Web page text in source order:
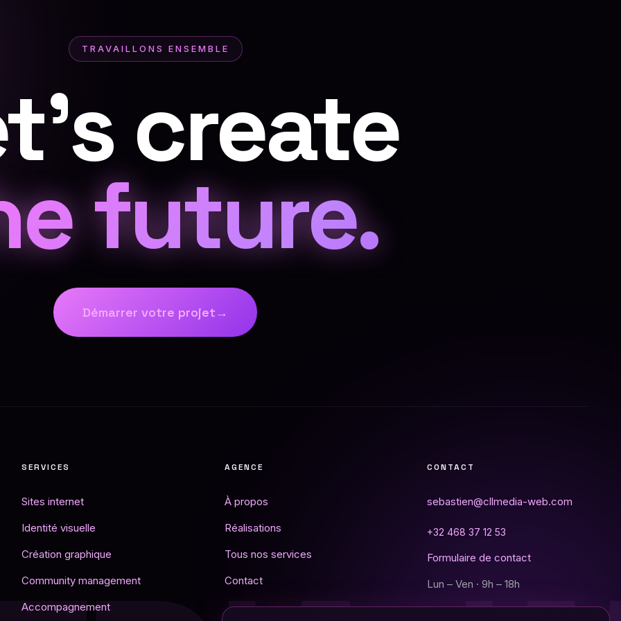
TRAVAILLONS ENSEMBLE
create
future.
Démarrer votre projet→
SERVICES
Sites internet
Identité visuelle
Création graphique
Community management
Accompagnement
AGENCE
À propos
Réalisations
Tous nos services
Contact
CONTACT
sebastien@cllmedia-web.com
+32 468 37 12 53
Formulaire de contact
Lun – Ven · 9h – 18h
Saint-Ghislain · Belgique